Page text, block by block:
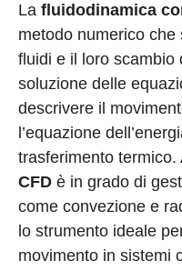
La fluidodinamica
metodo numerico
fluidi e il loro scambio
soluzione delle
descrivere il
l’equazione
trasferimento
CFD è in grado di
come convezione e
lo strumento ideale
movimento in sistemi